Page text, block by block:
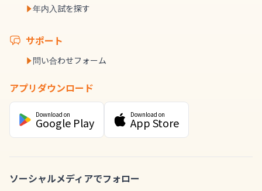
年内入試を探す
サポート
問い合わせフォーム
アプリダウンロード
Download on
Google Play
Download on
App Store
ソーシャルメディアでフォロー